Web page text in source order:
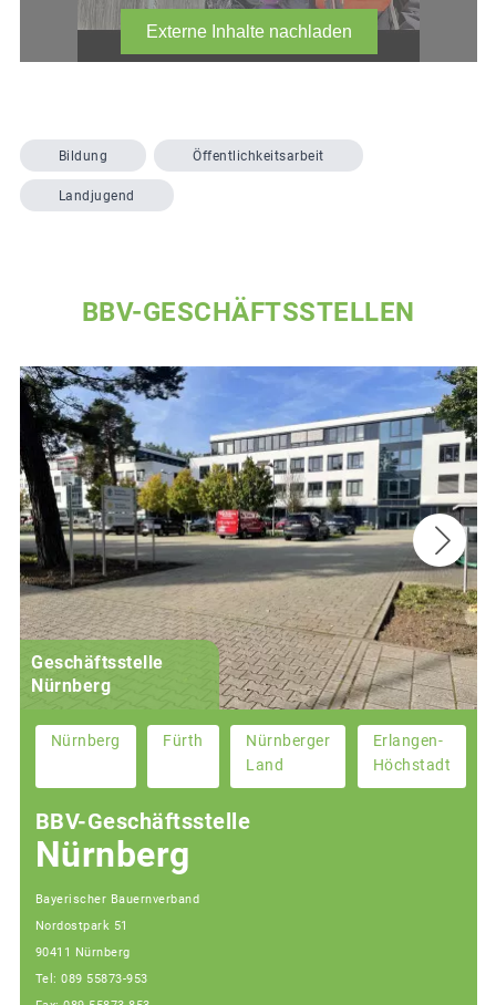
Bildung Öffentlichkeitsarbeit
Landjugend
BBV-GESCHÄFTSSTELLEN
Geschäftsstelle
Nürnberg
Nürnberg Fürth
Nürnberger
Land
Erlangen-
Höchstadt
BBV-Geschäftsstelle
Nürnberg
Bayerischer Bauernverband
Nordostpark 51
90411 Nürnberg
Tel: 089 55873-953